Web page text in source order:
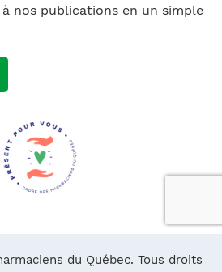
nos publications en un simple
du Québec. Tous droits